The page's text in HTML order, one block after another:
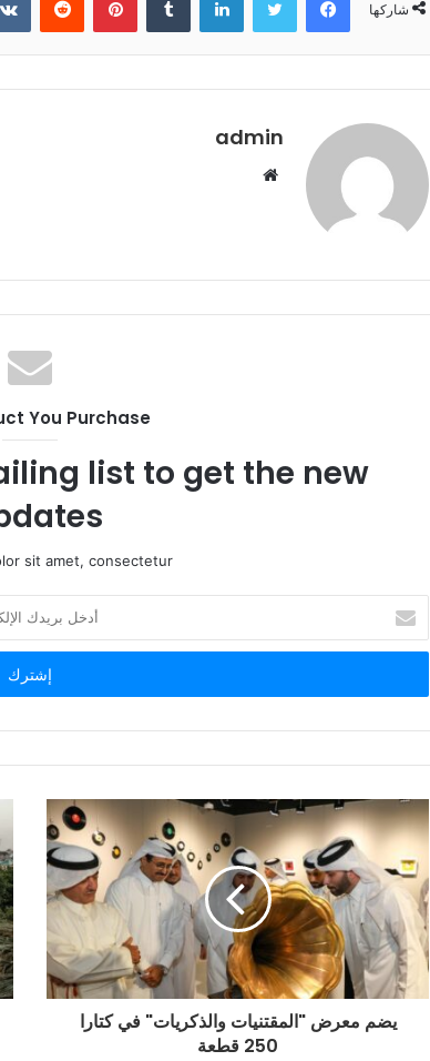
شاركها
admin
ا
You Purchase
list to get the new
sit amet, consectetur.
خ
ب
د
ا
ل
ل
ك
ت
ر
ن
يضم معرض "المقتنيات والذكريات" في كتارا
250 قطعة